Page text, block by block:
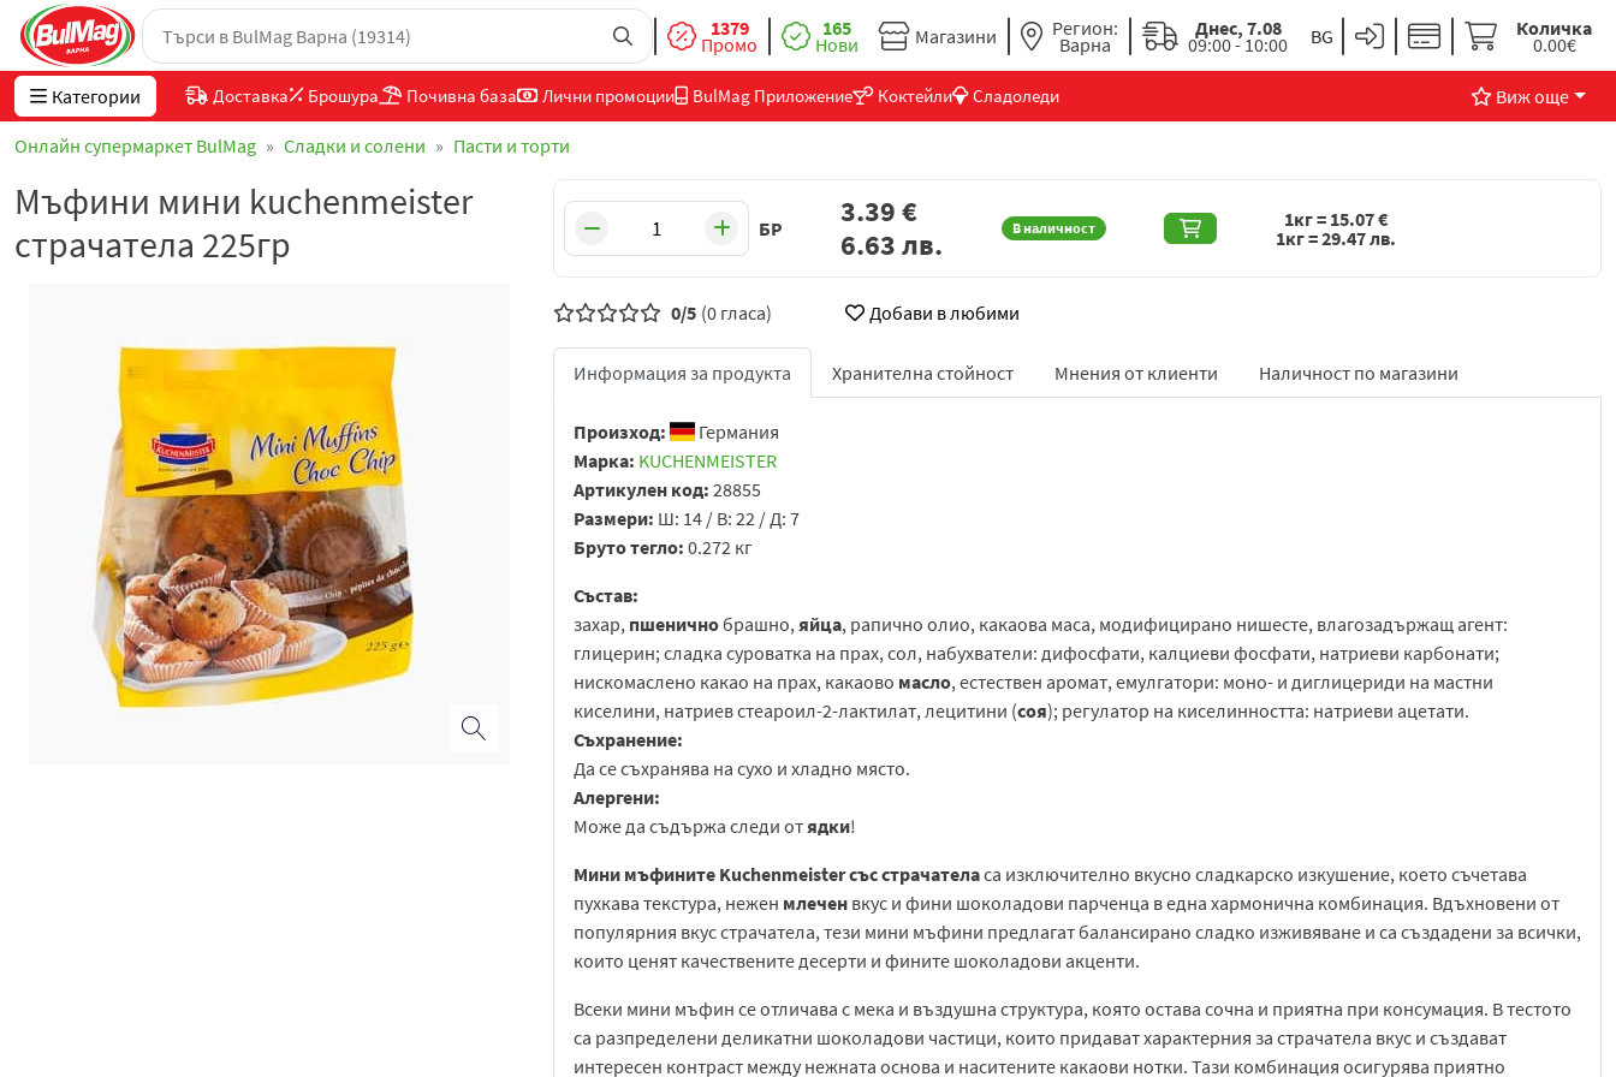
1379
Промо
165
Нови Магазини Регион:
Варна
Днес, 7.08
09:00 - 10:00
Количка
0.00€
Категории Доставка Брошура Почивна база Лични промоции BulMag Приложение Коктейли Сладоледи Виж още
Онлайн супермаркет BulMag Сладки и солени Пасти и торти
Мъфини мини kuchenmeister
страчатела 225гр
БР В наличност
3.39€
6.63лв.
1кг = 15.07€
1кг =29.47лв.
0/5 (0 гласа) Добави в любими
Информация за продукта Хранителна стойност Мнения от клиенти Наличност по магазини
Произход:
Германия
Марка: KUCHENMEISTER
Артикулен код: 28855
Размери: Ш: 14 / В: 22 / Д: 7
Бруто тегло: 0.272 кг
Състав:
захар, пшеничнобрашно,яйца, рапично олио, какаова маса, модифицирано нишесте, влагозадържащ агент:
глицерин; сладка суроватка на прах, сол, набухватели: дифосфати, калциеви фосфати, натриеви карбонати;
нискомаслено какао на прах, какаово масло, естествен аромат, емулгатори: моно- и диглицериди на мастни
киселини, натриев стеароил-2-лактилат, лецитини (соя); регулатор на киселинността: натриеви ацетати.
Съхранение:
Да се съхранява на сухо и хладно място.
Алергени:
Може да съдържа следи отядки!
Мини мъфините Kuchenmeister със страчателаса изключително вкусно сладкарско изкушение, което съчетава
пухкава текстура, нежен млечен вкус и фини шоколадови парченца в една хармонична комбинация. Вдъхновени от
популярния вкус страчатела, тези мини мъфини предлагат балансирано сладко изживяване и са създадени за всички,
които ценят качествените десерти и фините шоколадови акценти.
Всеки мини мъфин се отличава с мека и въздушна структура, която остава сочна и приятна при консумация. В тестото
са разпределени деликатни шоколадови частици, които придават характерния за страчатела вкус и създават
интересен контраст между нежната основа и наситените какаови нотки. Тази комбинация осигурява приятно